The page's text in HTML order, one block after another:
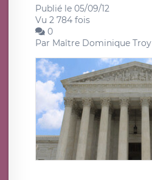
Publié le 05/09/12
Vu 2 784 fois
0
Par Maître Dominique Troy